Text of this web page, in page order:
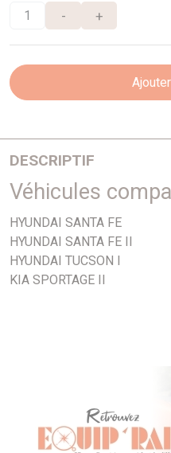
- +
DESCRIPTIF
Longueur 111mm
Véhicules
HYUNDAI SANTA FE
HYUNDAI SANTA FE II
HYUNDAI TUCSON I
KIA SPORTAGE II